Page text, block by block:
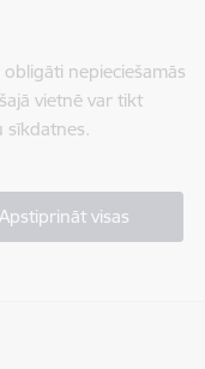
nepieciešamās
vietnē var tikt
sīkdatnes.
Apstiprināt visas